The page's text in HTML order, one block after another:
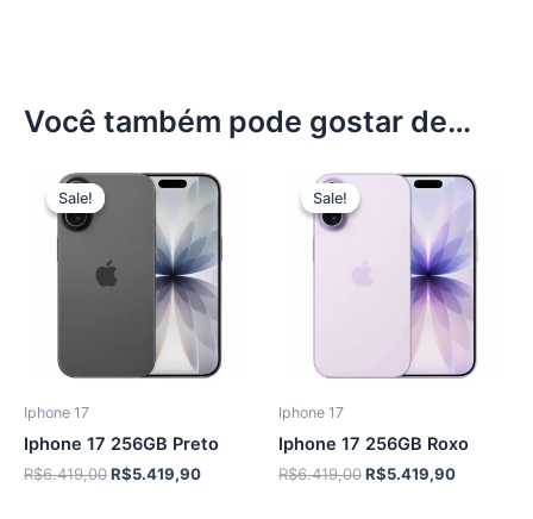
Você também pode gostar de…
Sale!
Sale!
Iphone 17
Iphone 17 256GB Preto
R$6.419,00O
R$5.419,90O
Sale!
Sale!
Iphone 17
Iphone 17 256GB Roxo
R$6.419,00O
R$5.419,90O